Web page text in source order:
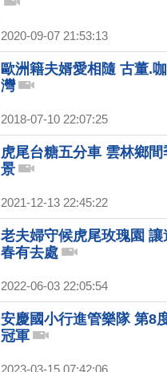
2020-09-07 21:53:13
歐洲籍夫婿愛相隨 古董.
灣
2018-07-10 22:07:25
虎尾台糖五分車 雲林鄉
景
2021-12-13 22:45:22
老夫婦守候虎尾玫瑰園
春有去處
2022-06-03 22:05:54
安慶國小行進管樂隊 第8
冠軍